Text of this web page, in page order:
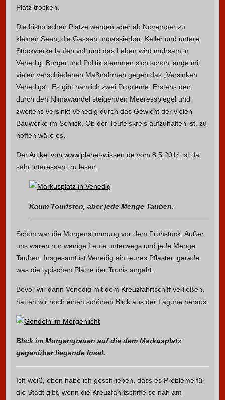
Platz trocken.
Die historischen Plätze werden aber ab November zu
kleinen Seen, die Gassen unpassierbar, Keller und untere
Stockwerke laufen voll und das Leben wird mühsam in
Venedig. Bürger und Politik stemmen sich schon lange mit
vielen verschiedenen Maßnahmen gegen das „Versinken
Venedigs“. Es gibt nämlich zwei Probleme: Erstens den
durch den Klimawandel steigenden Meeresspiegel und
zweitens versinkt Venedig durch das Gewicht der vielen
Bauwerke im Schlick. Ob der Teufelskreis aufzuhalten ist, zu
hoffen wäre es.
DerArtikel von www.planet-wissen.devom 8.5.2014 ist da
sehr interessant zu lesen.
Kaum Touristen, aber jede Menge Tauben.
Schön war die Morgenstimmung vor dem Frühstück. Außer
uns waren nur wenige Leute unterwegs und jede Menge
Tauben. Insgesamt ist Venedig ein teures Pflaster, gerade
was die typischen Plätze der Touris angeht.
Bevor wir dann Venedig mit dem Kreuzfahrtschiff verließen,
hatten wir noch einen schönen Blick aus der Lagune heraus.
Blick im Morgengrauen auf die dem Markusplatz
gegenüber liegende Insel.
Ich weiß, oben habe ich geschrieben, dass es Probleme für
die Stadt gibt, wenn die Kreuzfahrtschiffe so nah am